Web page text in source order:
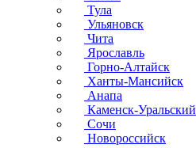
Тула
Ульяновск
Чита
Ярославль
Горно-Алтайск
Ханты-Мансийск
Анапа
Каменск-Уральский
Сочи
Новороссийск